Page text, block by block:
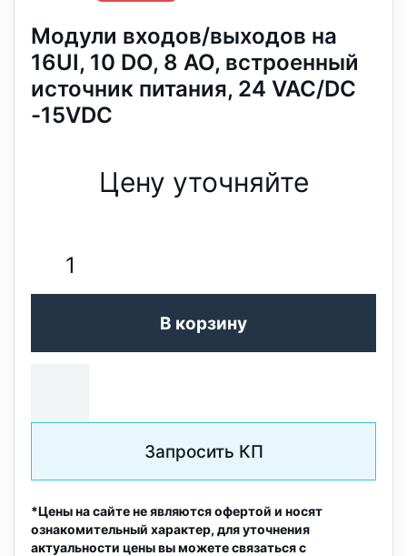
Модули входов/выходов на
16UI, 10 DO, 8 AO, встроенный
источник питания, 24 VAC/DC
-15VDC
Цену уточняйте
В корзину
Запросить КП
*Цены на сайте не являются офертой и носят
ознакомительный характер, для уточнения
актуальности цены вы можете связаться с